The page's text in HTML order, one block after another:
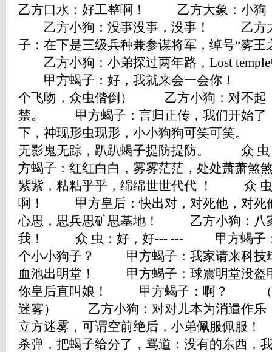
乙方口水：好工整啊！ 乙方大象：小狗
乙方小狗：没事没事，没事！ 乙
子：在下是三级兵种兼参谋将军，绰号“雾
乙方小狗：小弟探过两年路，Lost
甲方蝎子：好，我就来会一会你！ （
个飞吻，众虫偕倒） 乙方小狗：对不起
禁。 甲方蝎子：言归正传，我们开始
下，神现形虫现形，小小狗狗可笑可笑。
无影鬼无踪，趴趴蝎子提防提防。 众
方蝎子：红红白白，雾雾茫茫，处处萧萧
紫紫，粘粘乎乎，绵绵世世代代 ！ 众 虫
啊！ 甲方皇后：快出对，对死他，对
心思，思兵思矿思基地！ 乙方小狗：八
我！ 众 虫：好，好--- --- 甲方蝎子：
个小小狗子？ 甲方蝎子：我家请来科
血池出明堂！ 甲方蝎子：球震明堂没
你皇后直叫娘！ 甲方蝎子：啊？ （甲
迷雾） 乙方小狗：对对儿本为消遣作乐
立方迷雾，可谓空前绝后，小弟佩服佩服
杀弹，把蝎子给分了，骂道：没有的东西，